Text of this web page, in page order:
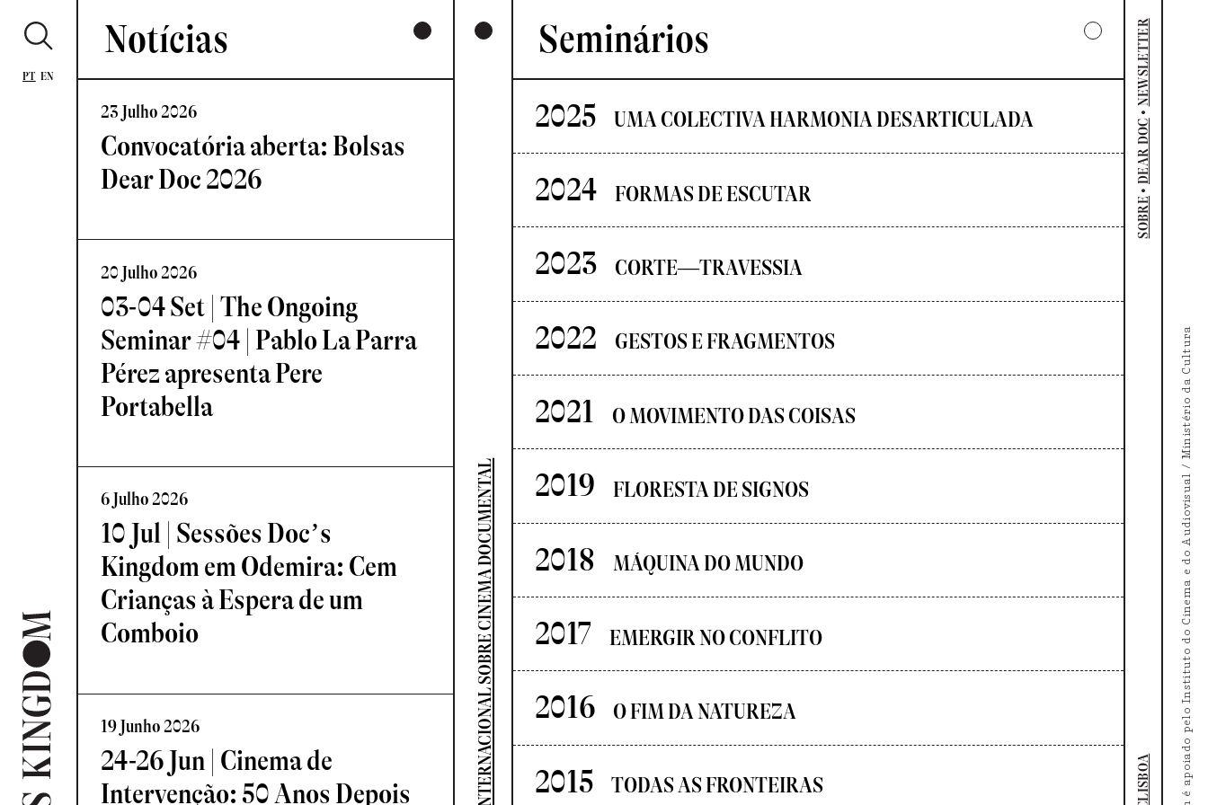
PT EN
Notícias
23 Julho 2026
Convocatória aberta: Bolsas
Dear Doc 2026
20 Julho 2026
03-04 Set | The Ongoing
Seminar #04 | Pablo La Parra
Pérez apresenta Pere
Portabella
6 Julho 2026
10 Jul | Sessões Doc’s
Kingdom em Odemira: Cem
Crianças à Espera de um
Comboio
19 Junho 2026
24-26 Jun | Cinema de
Intervenção: 50 Anos Depois
SEMINÁRIO INTERNACIONAL SOBRE CINEMA DOCUMENTAL
Seminários
2025 UMA COLECTIVA HARMONIA DESARTICULADA
2024 FORMAS DE ESCUTAR
2023 CORTE—TRAVESSIA
2022 GESTOS E FRAGMENTOS
2021 O MOVIMENTO DAS COISAS
2019 FLORESTA DE SIGNOS
2018 MÁQUINA DO MUNDO
2017 EMERGIR NO CONFLITO
2016 O FIM DA NATUREZA
2015 TODAS AS FRONTEIRAS
SOBRE
•
DEAR DOC
•
NEWSLETTER
O Doc's Kingdom é apoiado pelo Instituto do Cinema e do Audiovisual / Ministério da Cultura